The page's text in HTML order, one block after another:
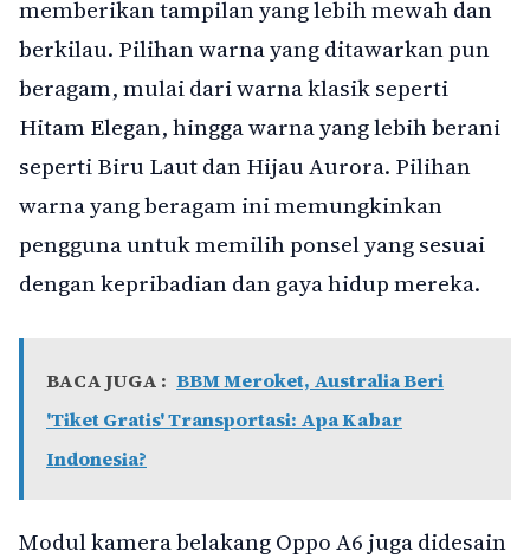
memberikan tampilan yang lebih mewah dan
berkilau. Pilihan warna yang ditawarkan pun
beragam, mulai dari warna klasik seperti
Hitam Elegan, hingga warna yang lebih berani
seperti Biru Laut dan Hijau Aurora. Pilihan
warna yang beragam ini memungkinkan
pengguna untuk memilih ponsel yang sesuai
dengan kepribadian dan gaya hidup mereka.
BACA JUGA : BBM Meroket, Australia Beri
'Tiket Gratis' Transportasi: Apa Kabar
Indonesia?
Modul kamera belakang Oppo A6 juga didesain